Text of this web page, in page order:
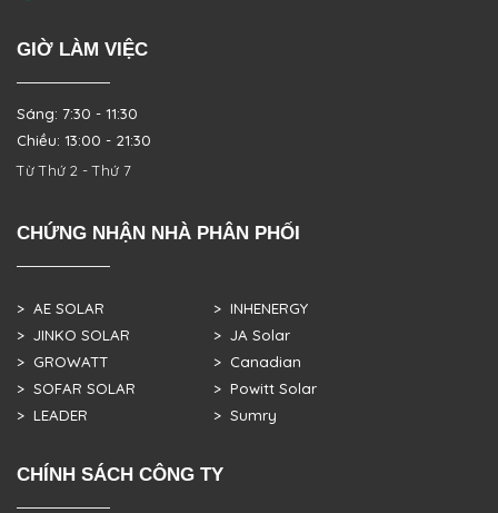
GIỜ LÀM VIỆC
Sáng: 7:30 - 11:30
Chiều: 13:00 - 21:30
Từ Thứ 2 - Thứ 7
CHỨNG NHẬN NHÀ PHÂN PHỐI
> AE SOLAR
> JINKO SOLAR
> GROWATT
> SOFAR SOLAR
> LEADER
> INHENERGY
> JA Solar
> Canadian
> Powitt Solar
> Sumry
CHÍNH SÁCH CÔNG TY